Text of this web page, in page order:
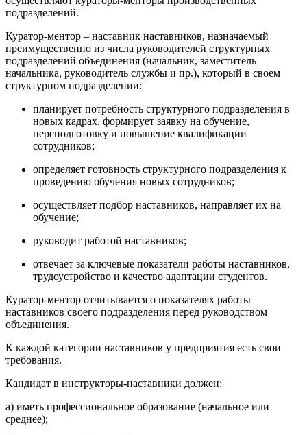
подразделений.
Куратор-ментор – наставник наставников, назначаемый
преимущественно из числа руководителей структурных
подразделений объединения (начальник, заместитель
начальника, руководитель службы и пр.), который в своем
структурном подразделении:
планирует потребность структурного подразделения в
новых кадрах, формирует заявку на обучение,
переподготовку и повышение квалификации
сотрудников;
определяет готовность структурного подразделения к
проведению обучения новых сотрудников;
осуществляет подбор наставников, направляет их на
обучение;
руководит работой наставников;
отвечает за ключевые показатели работы наставников,
трудоустройство и качество адаптации студентов.
Куратор-ментор отчитывается о показателях работы
наставников своего подразделения перед руководством
объединения.
К каждой категории наставников у предприятия есть свои
требования.
Кандидат в инструкторы-наставники должен:
а) иметь профессиональное образование (начальное или
среднее);